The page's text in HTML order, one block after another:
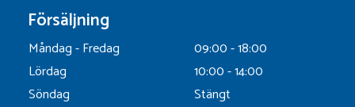
Försäljning
Måndag - Fredag
09:00 - 18:00
Lördag
10:00 - 14:00
Söndag
Stängt